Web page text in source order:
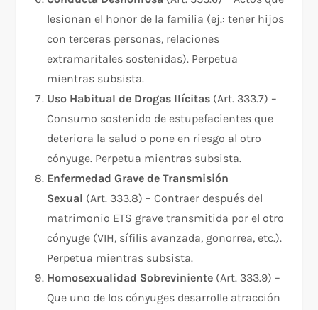
lesionan el honor de la familia (ej.: tener hijos
con terceras personas, relaciones
extramaritales sostenidas). Perpetua
mientras subsista.​
Uso Habitual de Drogas Ilícitas (Art. 333.7) –
Consumo sostenido de estupefacientes que
deteriora la salud o pone en riesgo al otro
cónyuge. Perpetua mientras subsista.​
Enfermedad Grave de Transmisión
Sexual (Art. 333.8) – Contraer después del
matrimonio ETS grave transmitida por el otro
cónyuge (VIH, sífilis avanzada, gonorrea, etc.).
Perpetua mientras subsista.​
Homosexualidad Sobreviniente (Art. 333.9) –
Que uno de los cónyuges desarrolle atracción